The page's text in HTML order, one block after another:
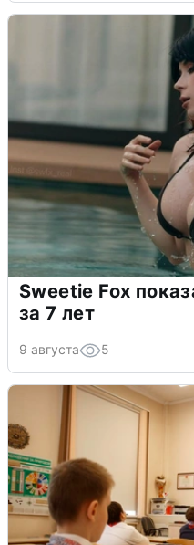
Sweetie Fox
за 7 лет
9 августа 5